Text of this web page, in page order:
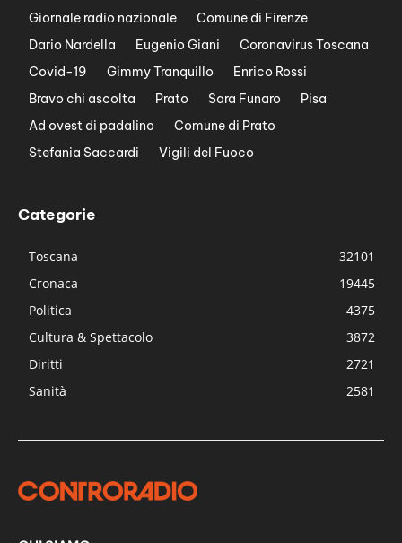
Giornale radio nazionale
Comune di Firenze
Dario Nardella
Eugenio Giani
Coronavirus Toscana
Covid-19
Gimmy Tranquillo
Enrico Rossi
Bravo chi ascolta
Prato Sara Funaro
Pisa
Ad ovest di padalino
Comune di Prato
Stefania Saccardi
Vigili del Fuoco
Categorie
Toscana
32101
Cronaca
19445
Politica
4375
Cultura & Spettacolo
3872
Diritti
2721
Sanità
2581